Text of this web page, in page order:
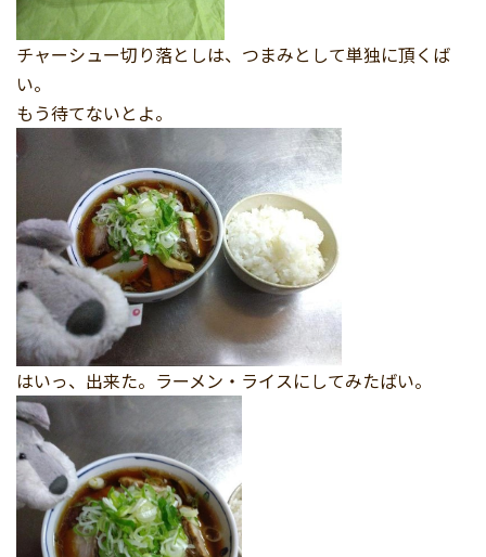
チャーシュー切り落としは、つまみとして単独に頂くば
い。
もう待てないとよ。
はいっ、出来た。ラーメン・ライスにしてみたばい。